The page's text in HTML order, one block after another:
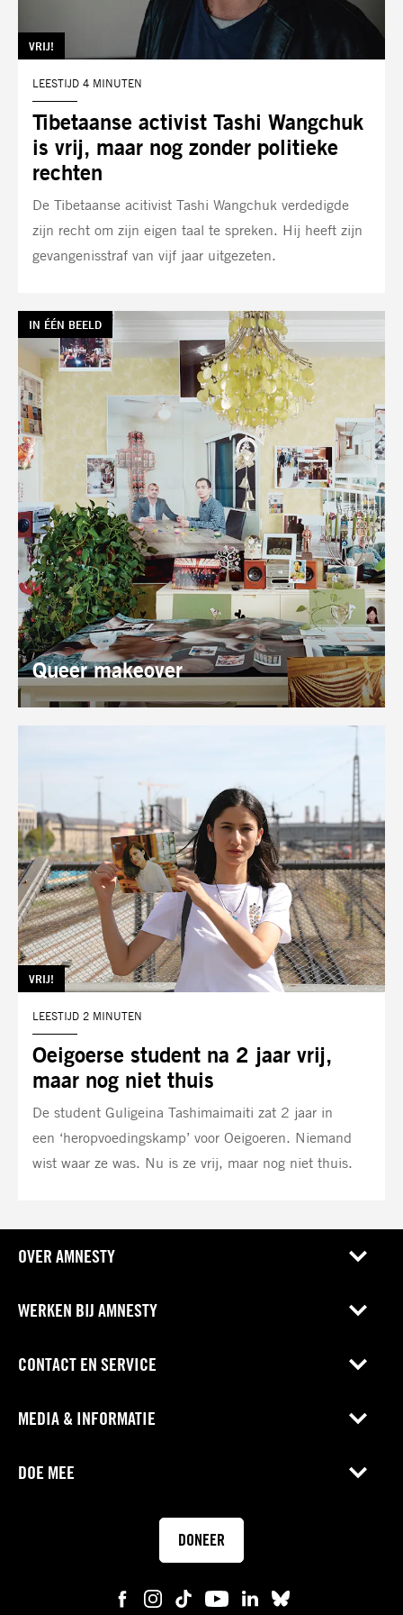
Tibetaanse activist Tashi Wangchuk
is vrij, maar nog zonder politieke
rechten
TAG:
VRIJ!
LEESTIJD 4 MINUTEN
De Tibetaanse acitivist Tashi Wangchuk verdedigde
zijn recht om zijn eigen taal te spreken. Hij heeft zijn
gevangenisstraf van vijf jaar uitgezeten.
Queer makeover
TAG:
IN ÉÉN BEELD
Oeigoerse student na 2 jaar vrij,
maar nog niet thuis
TAG:
VRIJ!
LEESTIJD 2 MINUTEN
De student Guligeina Tashimaimaiti zat 2 jaar in
een ‘heropvoedingskamp’ voor Oeigoeren. Niemand
wist waar ze was. Nu is ze vrij, maar nog niet thuis.
OVER AMNESTY
WERKEN BIJ AMNESTY
CONTACT EN SERVICE
MEDIA & INFORMATIE
DOE MEE
DONEER